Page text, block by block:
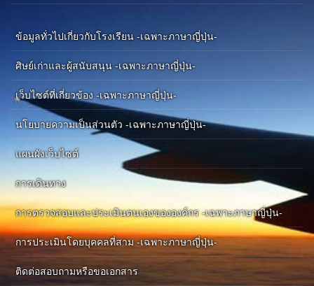
ข้อมูลทั่วไปเกี่ยวกับโรงเรียน -เฉพาะภาษาญี่ปุ่น-
ศิษย์เก่าและผู้สนับสนุน -เฉพาะภาษาญี่ปุ่น-
เว็บไซต์ที่เกี่ยวข้อง -เฉพาะภาษาญี่ปุ่น-
นโยบายความเป็นส่วนตัว -เฉพาะภาษาญี่ปุ่น-
แผนผังเว็บไซต์
การเดินทาง
การตรวจสอบและประเมินตนเองขององค์กร -เฉพาะภาษาญี่ปุ่น-
การประเมินโดยบุคคลที่สาม -เฉพาะภาษาญี่ปุ่น-
ติดต่อสอบถามหรือขอเอกสาร